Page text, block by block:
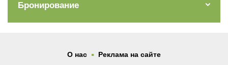
Бронирование
О нас . Реклама на сайте